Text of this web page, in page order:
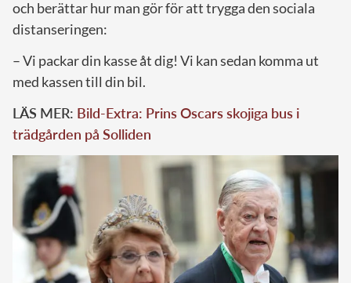
och berättar hur man gör för att trygga den sociala
distanseringen:
– Vi packar din kasse åt dig! Vi kan sedan komma ut
med kassen till din bil.
LÄS MER: Bild-Extra: Prins Oscars skojiga bus i
trädgården på Solliden